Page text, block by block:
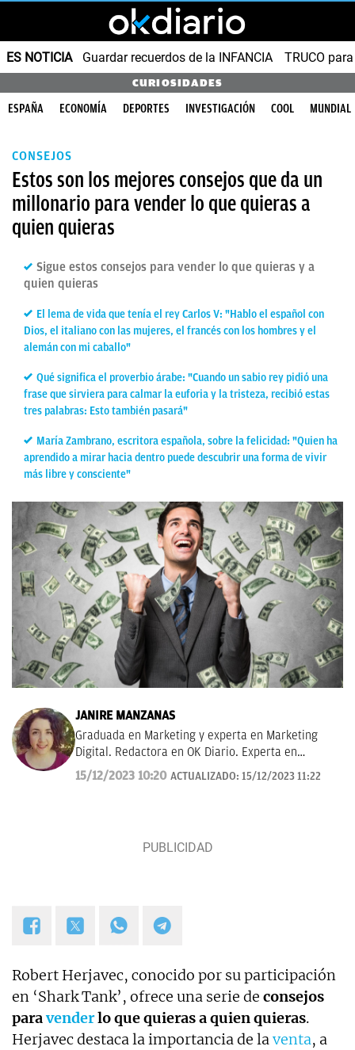
ES NOTICIA Guardar recuerdos de la INFANCIA TRUCO
CURIOSIDADES
ESPAÑA ECONOMÍA DEPORTES INVESTIGACIÓN COOL MUNDIAL
CONSEJOS
Estos son los mejores consejos que da un
millonario para vender lo que quieras a
quien quieras
Sigue estos consejos para vender lo que quieras y a
quien quieras
El lema de vida que tenía el rey Carlos V: "Hablo el español con
Dios, el italiano con las mujeres, el francés con los hombres y el
alemán con mi caballo"
Qué significa el proverbio árabe: "Cuando un sabio rey pidió una
frase que sirviera para calmar la euforia y la tristeza, recibió estas
tres palabras: Esto también pasará"
María Zambrano, escritora española, sobre la felicidad: "Quien ha
aprendido a mirar hacia dentro puede descubrir una forma de vivir
más libre y consciente"
JANIRE MANZANAS
Graduada en Marketing y experta en Marketing
Digital. Redactora en OK Diario. Experta en
curiosidades, mascotas, consumo y Lotería de
Navidad.
15/12/2023 10:20 ACTUALIZADO: 15/12/2023 11:22
Robert Herjavec, conocido por su participación
en ‘Shark Tank’, ofrece una serie de consejos
paravenderlo que quieras a quien quieras.
Herjavec destaca la importancia de laventa, a